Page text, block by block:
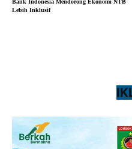
Bank Indonesia Mendorong Ekonomi NTB
Lebih Inklusif